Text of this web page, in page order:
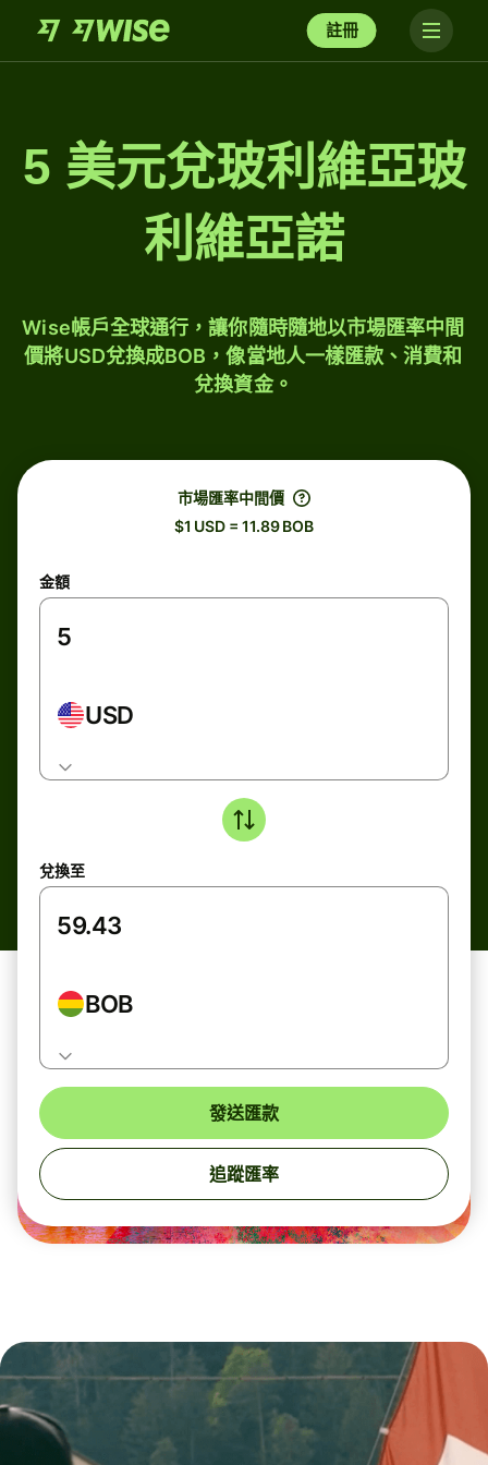
註冊
5 美元兌玻利維亞玻
利維亞諾
Wise帳戶全球通行，讓你隨時隨地以市場匯率中間
價將USD兌換成BOB，像當地人一樣匯款、消費和
兌換資金。
市場匯率中間價
$1 USD = 11.89 BOB
金額
USD
兌換至
BOB
發送匯款
追蹤匯率